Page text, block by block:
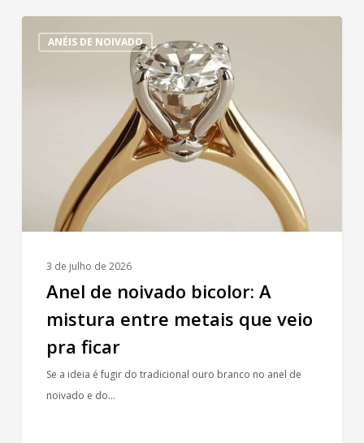
ANÉIS DE NOIVADO
pra
3 de julho de 2026
Anel de noivado bicolor: A
mistura entre metais que veio
pra ficar
Se a ideia é fugir do tradicional ouro branco no anel de
noivado e do…